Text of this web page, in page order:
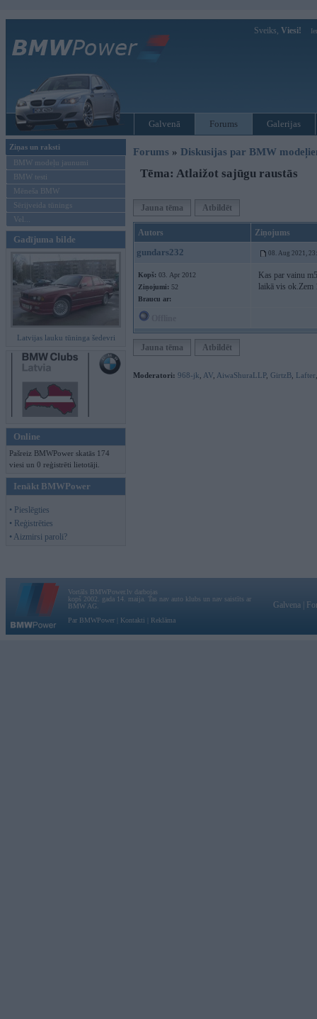
Sveiks, Viesi!
Galvenā Forums Galerijas
Ziņas un raksti
BMW modeļu jaunumi
BMW testi
Mēneša BMW
Sērijveida tūnings
Vel...
Gadījuma bilde
Latvijas lauku tūninga šedevri
Online
Pašreiz BMWPower skatās 174
viesi un 0 reģistrēti lietotāji.
Ienākt BMWPower
• Pieslēgties
• Reģistrēties
• Aizmirsi paroli?
Forums » Diskusijas par BMW
Tēma: Atlaižot sajūgu raustās
Jauna tēma Atbildēt
Autors Ziņojums
gundars232 08. Aug 2021,
Kopš: 03. Apr 2012
Ziņojumi: 52
Braucu ar:
Kas par vainu
laikā vis ok.Zem
Jauna tēma Atbildēt
Moderatori: 968-jk AV AiwaShuraLLP, GirtzB Lafter
Vortāls BMWPower.lv darbojas
kopš 2002. gada 14. maija. Tas nav auto klubs un nav saistīts ar
BMW AG.
Par BMWPower
Kontakti Reklāma
Galvena